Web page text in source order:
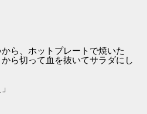
ら、ホットプレートで焼いた
ら切って血を抜いてサラダにし